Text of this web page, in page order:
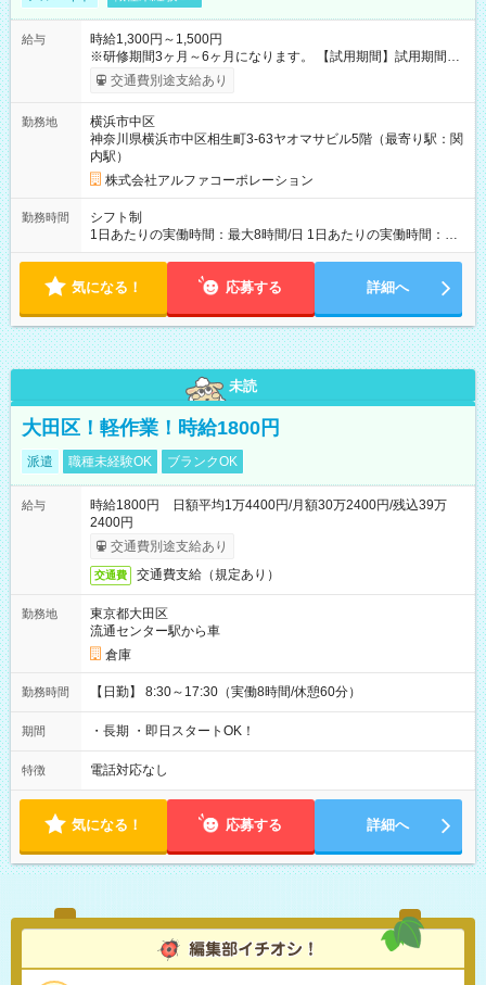
給与
時給1,300円～1,500円
※研修期間3ヶ月～6ヶ月になります。 【試用期間】試用期間あ
り 試用期間の長さ：1ヶ月 雇用形態、給与は本採用時と同じで
す。
交通費別途支給あり
勤務地
横浜市中区
神奈川県横浜市中区相生町3-63ヤオマサビル5階（最寄り駅：関
内駅）
株式会社アルファコーポレーション
勤務時間
シフト制
1日あたりの実働時間：最大8時間/日 1日あたりの実働時間：
7~8時間 シフト例 ・10時00分～18時00分 ・10時00分～19時00
気になる！ 応募する 詳細へ
未読
大田区！軽作業！時給1800円
派遣 職種未経験OK ブランクOK
給与
時給1800円 日額平均1万4400円/月額30万2400円/残込39万
2400円
交通費別途支給あり
交通費 交通費支給（規定あり）
勤務地
東京都大田区
流通センター駅から車
倉庫
勤務時間 【日勤】 8:30～17:30（実働8時間/休憩60分）
期間 ・長期 ・即日スタートOK！
特徴 電話対応なし
気になる！ 応募する 詳細へ